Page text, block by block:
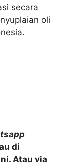
secara
oli
di
Atau via